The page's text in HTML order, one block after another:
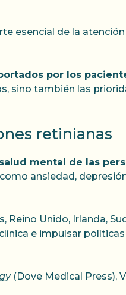
esencial de la
por los
sino también las
retinianas
salud mental de las
ansiedad,
Unido, Irlanda,
e impulsar
(Dove Medical Press),